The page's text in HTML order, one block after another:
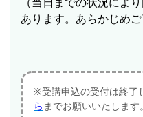
あります。あらかじめご
※受講申込の受付は終了
ら までお願いいたします。